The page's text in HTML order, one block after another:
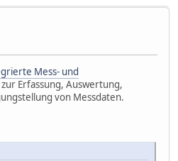
Mess- und
zur Erfassung, Auswertung,
von Messdaten.